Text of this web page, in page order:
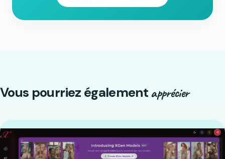
Vous pourriez égalementapprécier